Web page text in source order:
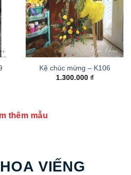
Kệ chúc mừng – K106
1.300.000 ₫
thêm mẫu
VIẾNG